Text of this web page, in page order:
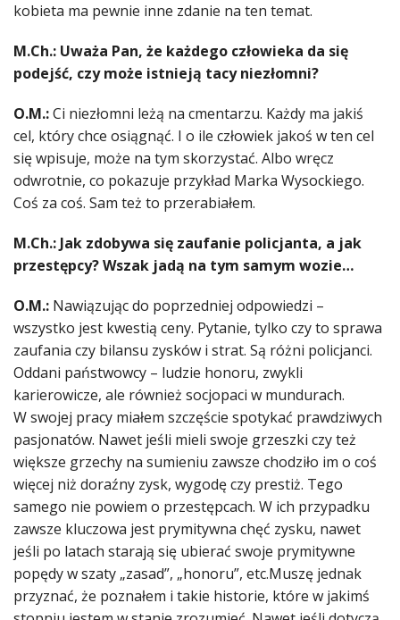
kobieta ma pewnie inne zdanie na ten temat.
M.Ch.: Uważa Pan, że każdego człowieka da się
podejść, czy może istnieją tacy niezłomni?
O.M.:Ci niezłomni leżą na cmentarzu. Każdy ma jakiś
cel, który chce osiągnąć. I o ile człowiek jakoś w ten cel
się wpisuje, może na tym skorzystać. Albo wręcz
odwrotnie, co pokazuje przykład Marka Wysockiego.
Coś za coś. Sam też to przerabiałem.
M.Ch.: Jak zdobywa się zaufanie policjanta, a jak
przestępcy? Wszak jadą na tym samym wozie…
O.M.: Nawiązując do poprzedniej odpowiedzi –
wszystko jest kwestią ceny. Pytanie, tylko czy to sprawa
zaufania czy bilansu zysków i strat. Są różni policjanci.
Oddani państwowcy – ludzie honoru, zwykli
karierowicze, ale również socjopaci w mundurach.
W swojej pracy miałem szczęście spotykać prawdziwych
pasjonatów. Nawet jeśli mieli swoje grzeszki czy też
większe grzechy na sumieniu zawsze chodziło im o coś
więcej niż doraźny zysk, wygodę czy prestiż. Tego
samego nie powiem o przestępcach. W ich przypadku
zawsze kluczowa jest prymitywna chęć zysku, nawet
jeśli po latach starają się ubierać swoje prymitywne
popędy w szaty „zasad”, „honoru”, etc.Muszę jednak
przyznać, że poznałem i takie historie, które w jakimś